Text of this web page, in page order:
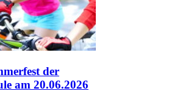
der
am 20.06.2026